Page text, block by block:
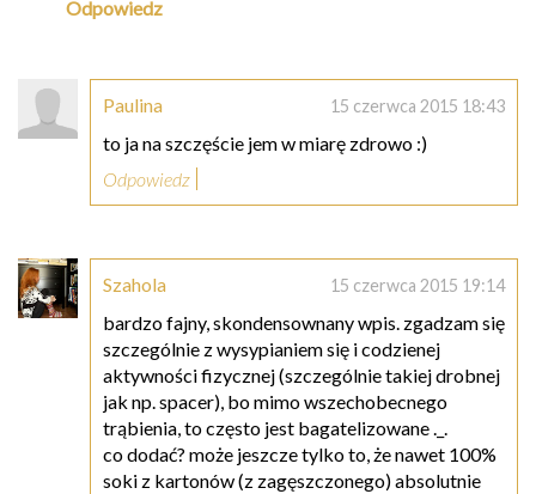
Odpowiedz
Paulina 15 czerwca 2015 18:43
to ja na szczęście jem w miarę zdrowo :)
Odpowiedz
Szahola 15 czerwca 2015 19:14
bardzo fajny, skondensownany wpis. zgadzam się
szczególnie z wysypianiem się i codzienej
aktywności fizycznej (szczególnie takiej drobnej
jak np. spacer), bo mimo wszechobecnego
trąbienia, to często jest bagatelizowane ._.
co dodać? może jeszcze tylko to, że nawet 100%
soki z kartonów (z zagęszczonego) absolutnie